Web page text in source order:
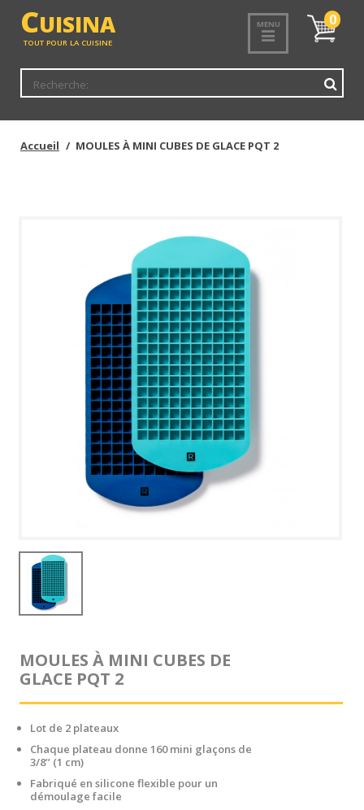
CUISINA
TOUT POUR LA CUISINE
MENU
Mon
panier
0
Accueil MOULES À MINI CUBES DE GLACE PQT 2
MOULES À MINI CUBES DE
GLACE PQT 2
Lot de 2 plateaux
Chaque plateau donne 160 mini glaçons de
3/8’’ (1 cm)
Fabriqué en silicone flexible pour un
démoulage facile